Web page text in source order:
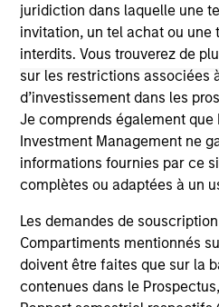
juridiction dans laquelle une
invitation, un tel achat ou une
interdits. Vous trouverez de
sur les restrictions associées
d’investissement dans les
Je comprends également que
Investment Management ne
informations fournies par ce
complètes ou adaptées à un
Les demandes de
Compartiments mentionnés
doivent être faites que sur la
contenues dans le
the site or your use of such site.
Morgan Stanley